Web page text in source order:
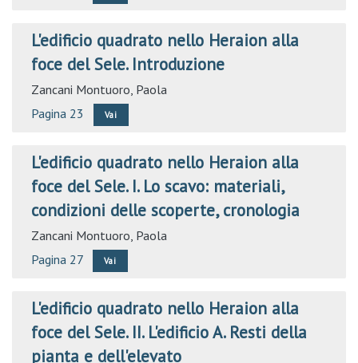
L'edificio quadrato nello Heraion alla
foce del Sele. Introduzione
Zancani Montuoro, Paola
Pagina 23
Vai
L'edificio quadrato nello Heraion alla
foce del Sele. I. Lo scavo: materiali,
condizioni delle scoperte, cronologia
Zancani Montuoro, Paola
Pagina 27
Vai
L'edificio quadrato nello Heraion alla
foce del Sele. II. L'edificio A. Resti della
pianta e dell'elevato